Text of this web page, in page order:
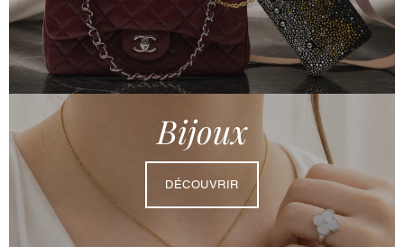
Bijoux
DÉCOUVRIR